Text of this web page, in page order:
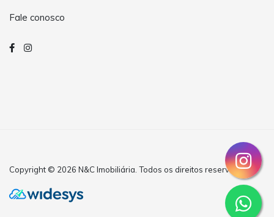
Fale conosco
Copyright © 2026 N&C Imobiliária. Todos os direitos reservados.